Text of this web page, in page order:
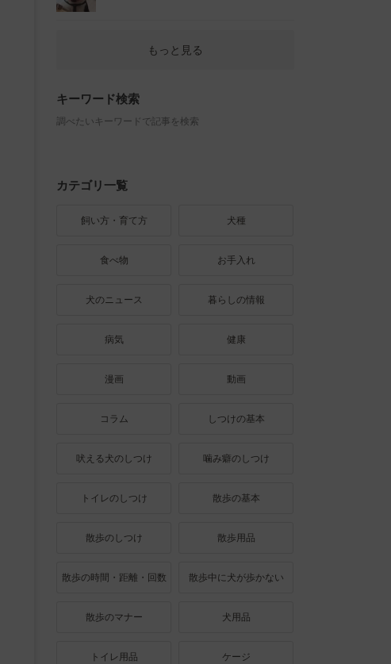
もっと見る
キーワード検索
調べたいキーワードで記事を検索
カテゴリ一覧
飼い方・育て方 犬種
食べ物 お手入れ
犬のニュース 暮らしの情報
病気 健康
漫画 動画
コラム しつけの基本
吠える犬のしつけ 噛み癖のしつけ
トイレのしつけ 散歩の基本
散歩のしつけ 散歩用品
散歩の時間・距離・回数 散歩中に犬が歩かない
散歩のマナー 犬用品
トイレ用品 ケージ